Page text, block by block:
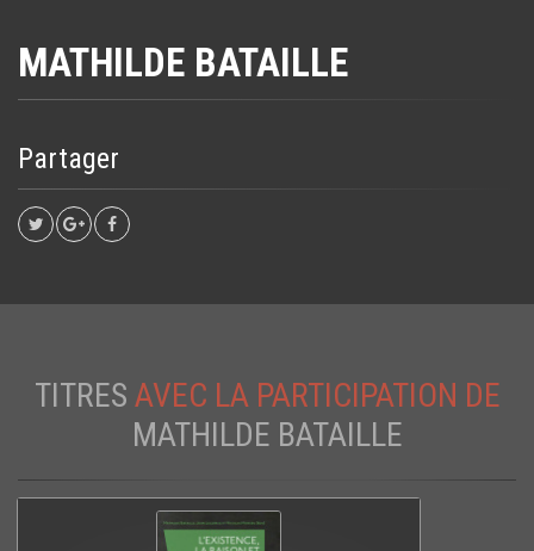
MATHILDE BATAILLE
Partager
TITRES AVEC LA PARTICIPATION DE
MATHILDE BATAILLE